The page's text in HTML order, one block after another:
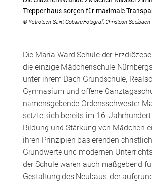
Treppenhaus sorgen für maximale
© Vetrotech Saint-Gobain/Fotograf: Christoph Seelbach
Die Maria Ward Schule der
die einzige Mädchenschule
unter ihrem Dach Grundschule,
Gymnasium und offene
namensgebende Ordensschwester
setzte sich bereits im 16.
Bildung und Stärkung von Mädchen
ihren Prinzipien basierenden
Grundwerte und modernen
der Schule waren auch maßgebend
Gestaltung des Neubaus, der